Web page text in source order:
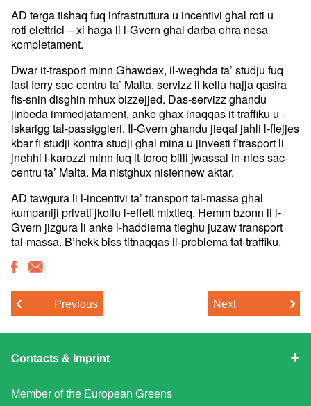
AD terga tishaq fuq infrastruttura u incentivi ghal roti u
roti elettrici – xi haga li l-Gvern ghal darba ohra nesa
kompletament.
Dwar it-trasport minn Ghawdex, il-weghda ta’ studju fuq
fast ferry sac-centru ta’ Malta, servizz li kellu hajja qasira
fis-snin disghin mhux bizzejjed. Das-servizz ghandu
jinbeda immedjatament, anke ghax inaqqas it-traffiku u -
iskarigg tal-passiggieri. Il-Gvern ghandu jieqaf jahli l-flejjes
kbar fi studji kontra studji ghal mina u jinvesti f’trasport li
jnehhi l-karozzi minn fuq it-toroq billi jwassal in-nies sac-
centru ta’ Malta. Ma nistghux nistennew aktar.
AD tawgura li l-incentivi ta’ transport tal-massa ghal
kumpaniji privati jkollu l-effett mixtieq. Hemm bzonn li l-
Gvern jizgura li anke l-haddiema tieghu juzaw transport
tal-massa. B’hekk biss titnaqqas il-problema tat-traffiku.
Previous Next
Contacts & Imprint
Member of the European Greens